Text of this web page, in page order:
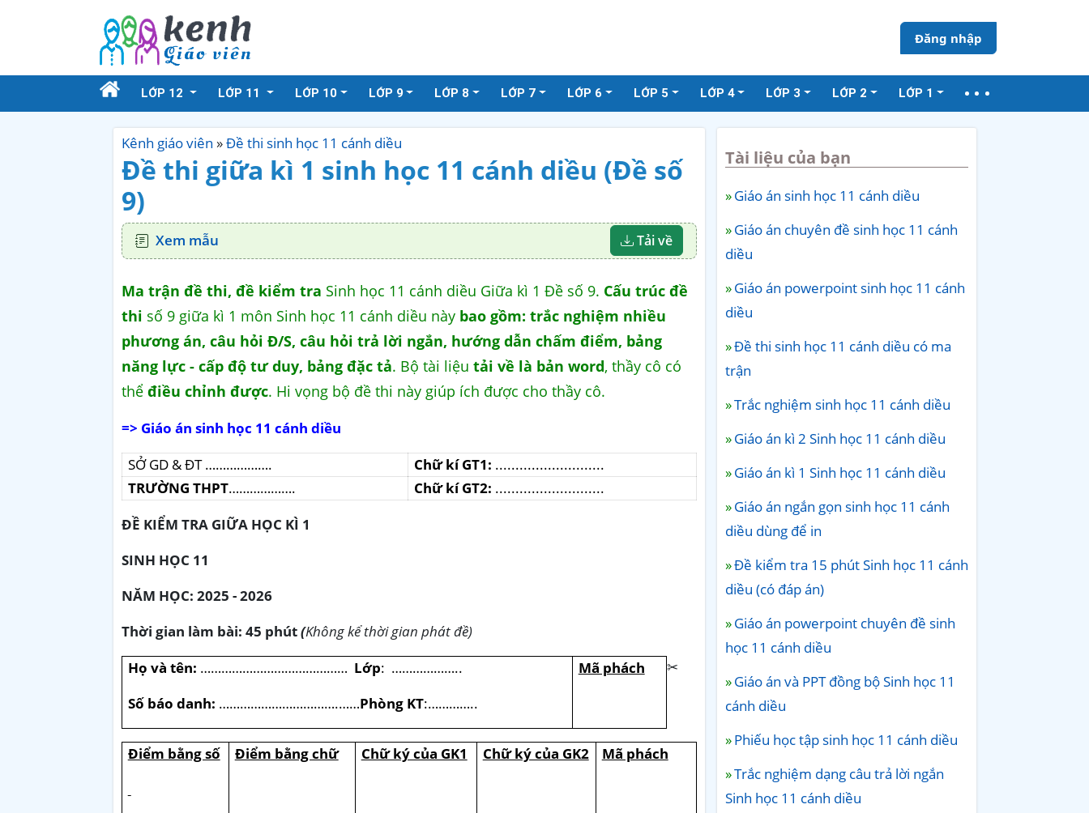
Đăng nhập
LỚP 12 LỚP 11 LỚP 10 LỚP 9 LỚP 8 LỚP 7 LỚP 6 LỚP 5 LỚP 4 LỚP 3 LỚP 2 LỚP 1
Kênh giáo viên »Đề thi sinh học 11 cánh diều
Đề thi giữa kì 1 sinh học 11 cánh diều (Đề số
9)
Xem mẫu Tải về
Ma trận đề thi, đề kiểm tra Sinh học 11 cánh diều Giữa kì 1 Đề số 9. Cấu trúc đề
thi số 9 giữa kì 1 môn Sinh học 11 cánh diều này bao gồm: trắc nghiệm nhiều
phương án, câu hỏi Đ/S, câu hỏi trả lời ngắn, hướng dẫn chấm điểm, bảng
năng lực - cấp độ tư duy, bảng đặc tả. Bộ tài liệu tải về là bản word, thầy cô có
thể điều chỉnh được. Hi vọng bộ đề thi này giúp ích được cho thầy cô.
=> Giáo án sinh học 11 cánh diều
SỞ GD & ĐT ……………….
Chữ kí GT1: ...........................
TRƯỜNG THPT………………. Chữ kí GT2: ...........................
ĐỀ KIỂM TRA GIỮA HỌC KÌ 1
SINH HỌC 11
NĂM HỌC: 2025 - 2026
Thời gian làm bài: 45 phút(Không kể thời gian phát đề)
Họ và tên: …………………………………… Lớp: ………………..
Số báo danh: …………………………….……Phòng KT:…………..
Mã phách ✂
Điểm bằng số Điểm bằng chữ Chữ ký của GK1 Chữ ký của GK2 Mã phách
Tài liệu của bạn
Giáo án sinh học 11 cánh diều
Giáo án chuyên đề sinh học 11 cánh
diều
Giáo án powerpoint sinh học 11 cánh
diều
Đề thi sinh học 11 cánh diều có ma
trận
Trắc nghiệm sinh học 11 cánh diều
Giáo án kì 2 Sinh học 11 cánh diều
Giáo án kì 1 Sinh học 11 cánh diều
Giáo án ngắn gọn sinh học 11 cánh
diều dùng để in
Đề kiểm tra 15 phút Sinh học 11 cánh
diều (có đáp án)
Giáo án powerpoint chuyên đề sinh
học 11 cánh diều
Giáo án và PPT đồng bộ Sinh học 11
cánh diều
Phiếu học tập sinh học 11 cánh diều
Trắc nghiệm dạng câu trả lời ngắn
Sinh học 11 cánh diều